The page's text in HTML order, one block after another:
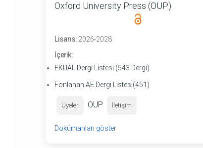
Oxford University Press (OUP)
Lisans: 2026-2028
İçerik:
EKUAL Dergi Listesi (543 Dergi)
Fonlanan AE Dergi Listesi(451)
Üyeler OUP İletişim
Dokümanları göster